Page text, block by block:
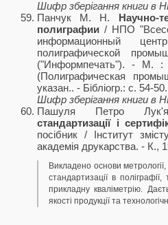
Шифр зберігання книги в
Панчук М. Н.
Научно-
полиграфии / НПО
информационный
полиграфической
("Информпечать"). - М. :
(Полиграфическая
указан.. - Бібліогр.: с. 54-50.
Шифр зберігання книги в
Пашуля Петро
стандартизації і
посібник / Інститут
академія друкарства. - К.,
Викладено основи метрології,
стандартизації в
прикладну кваліметрію.
якості продукції та